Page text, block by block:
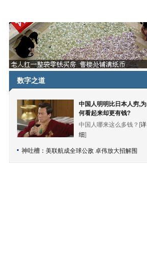
数字之道
中国人明明比日本人穷,为
何看起来却更有钱?
中国人哪来这么多钱？[详
细]
神吐槽： 美联航成全球公敌 卓伟放大招解围